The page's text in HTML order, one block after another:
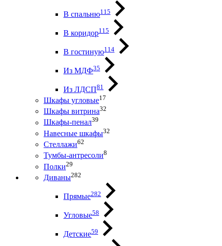
В спальню115
В коридор115
В гостиную114
Из МДФ35
Из ЛДСП81
Шкафы угловые17
Шкафы витрина32
Шкафы-пенал39
Навесные шкафы32
Стеллажи62
Тумбы-антресоли8
Полки29
Диваны282
Прямые282
Угловые58
Детские59